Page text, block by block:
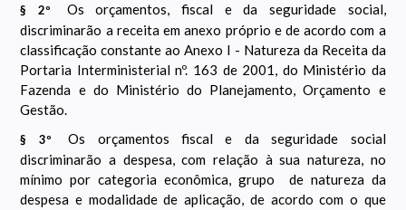
§ 2º
Os orçamentos, fiscal e da seguridade social,
discriminarão a receita em anexo próprio e de acordo com a
classificação constante ao Anexo I - Natureza da Receita da
Portaria Interministerial nº. 163 de 2001, do Ministério da
Fazenda e do Ministério do Planejamento, Orçamento e
Gestão.
§ 3º
Os orçamentos fiscal e da seguridade social
discriminarão a despesa, com relação à sua natureza, no
mínimo por categoria econômica, grupo de natureza da
despesa e modalidade de aplicação, de acordo com o que